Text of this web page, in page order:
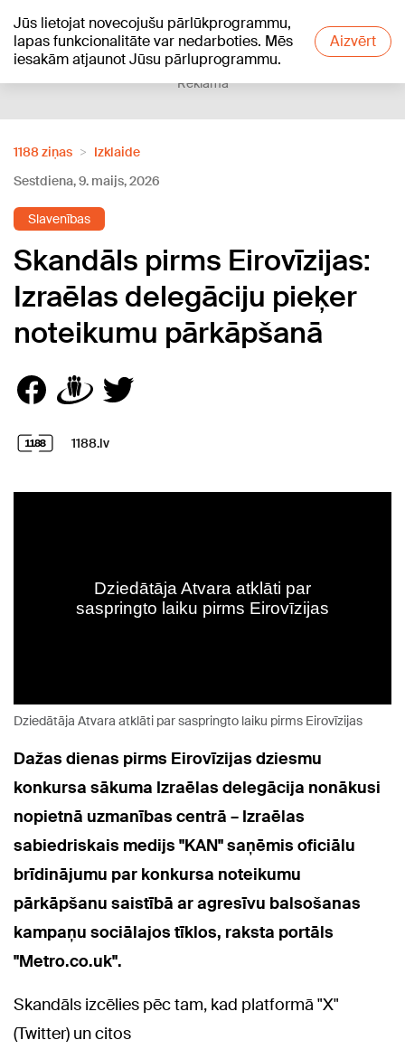
Jūs lietojat novecojušu pārlūkprogrammu,
lapas funkcionalitāte var nedarboties. Mēs
iesakām atjaunot Jūsu pārluprogrammu.
Aizvērt
+23°C
Reklāma
1188 ziņas
Izklaide
Sestdiena, 9. maijs, 2026
Slavenības
Skandāls pirms Eirovīzijas:
Izraēlas delegāciju pieķer
noteikumu pārkāpšanā
1188.lv
Dziedātāja Atvara atklāti par saspringto laiku pirms Eirovīzijas
Dažas dienas pirms Eirovīzijas dziesmu
konkursa sākuma Izraēlas delegācija nonākusi
nopietnā uzmanības centrā – Izraēlas
sabiedriskais medijs "KAN" saņēmis oficiālu
brīdinājumu par konkursa noteikumu
pārkāpšanu saistībā ar agresīvu balsošanas
kampaņu sociālajos tīklos, raksta portāls
"Metro.co.uk".
Skandāls izcēlies pēc tam, kad platformā "X"
(Twitter) un citos